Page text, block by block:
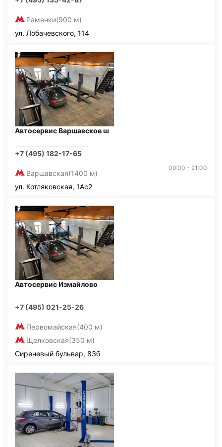
Раменки(900 м)
ул. Лобачевского, 114
Автосервис Варшавское ш
+7 (495) 182-17-65
Варшавская(1400 м)
09:00 - 21:00
ул. Котляковская, 1Ас2
Автосервис Измайлово
+7 (495) 021-25-26
Первомайская(400 м)
Щелковская(350 м)
Сиреневый бульвар, 83б